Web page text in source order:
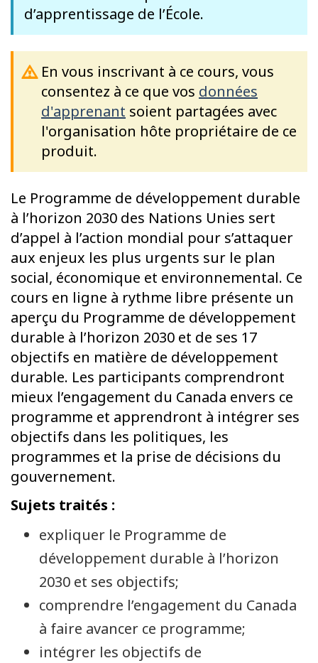
d’apprentissage de l’École.
En vous inscrivant à ce cours, vous
consentez à ce que vos données
d'apprenant soient partagées avec
l'organisation hôte propriétaire de ce
produit.
Le Programme de développement durable
à l’horizon 2030 des Nations Unies sert
d’appel à l’action mondial pour s’attaquer
aux enjeux les plus urgents sur le plan
social, économique et environnemental. Ce
cours en ligne à rythme libre présente un
aperçu du Programme de développement
durable à l’horizon 2030 et de ses 17
objectifs en matière de développement
durable. Les participants comprendront
mieux l’engagement du Canada envers ce
programme et apprendront à intégrer ses
objectifs dans les politiques, les
programmes et la prise de décisions du
gouvernement.
Sujets traités :
expliquer le Programme de
développement durable à l’horizon
2030 et ses objectifs;
comprendre l’engagement du Canada
à faire avancer ce programme;
intégrer les objectifs de